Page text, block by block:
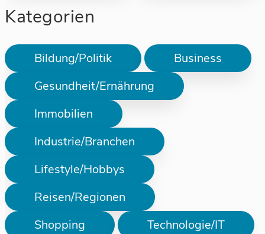
Kategorien
Bildung/Politik
Business
Gesundheit/Ernährung
Immobilien
Industrie/Branchen
Lifestyle/Hobbys
Reisen/Regionen
Shopping
Technologie/IT